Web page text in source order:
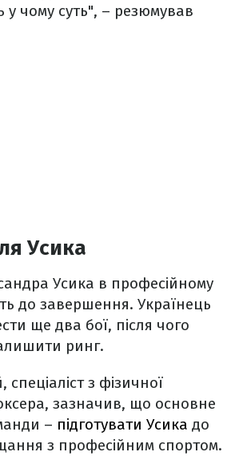
у чому суть", – резюмував
Усика
Усика в професійному
до завершення. Українець
ще два бої, після чого
ринг.
з фізичної
зазначив, що основне
– підготувати Усика до
з професійним спортом.